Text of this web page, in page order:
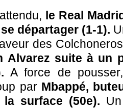
le Real
départager (1-1).
des
Alvarez suite à un
A force de
par Mbappé,
surface (50e).